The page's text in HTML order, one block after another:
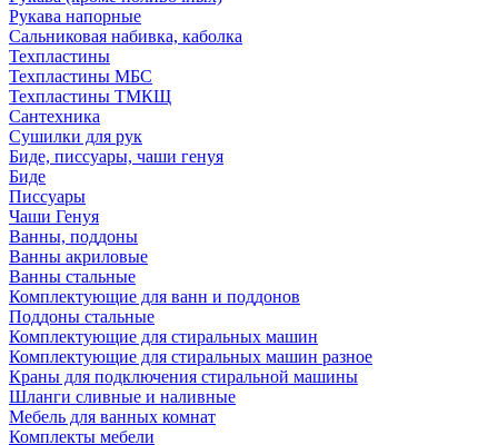
Рукава напорные
Сальниковая набивка, каболка
Техпластины
Техпластины МБС
Техпластины ТМКЩ
Сантехника
Сушилки для рук
Биде, писсуары, чаши генуя
Биде
Писсуары
Чаши Генуя
Ванны, поддоны
Ванны акриловые
Ванны стальные
Комплектующие для ванн и поддонов
Поддоны стальные
Комплектующие для стиральных машин
Комплектующие для стиральных машин разное
Краны для подключения стиральной машины
Шланги сливные и наливные
Мебель для ванных комнат
Комплекты мебели